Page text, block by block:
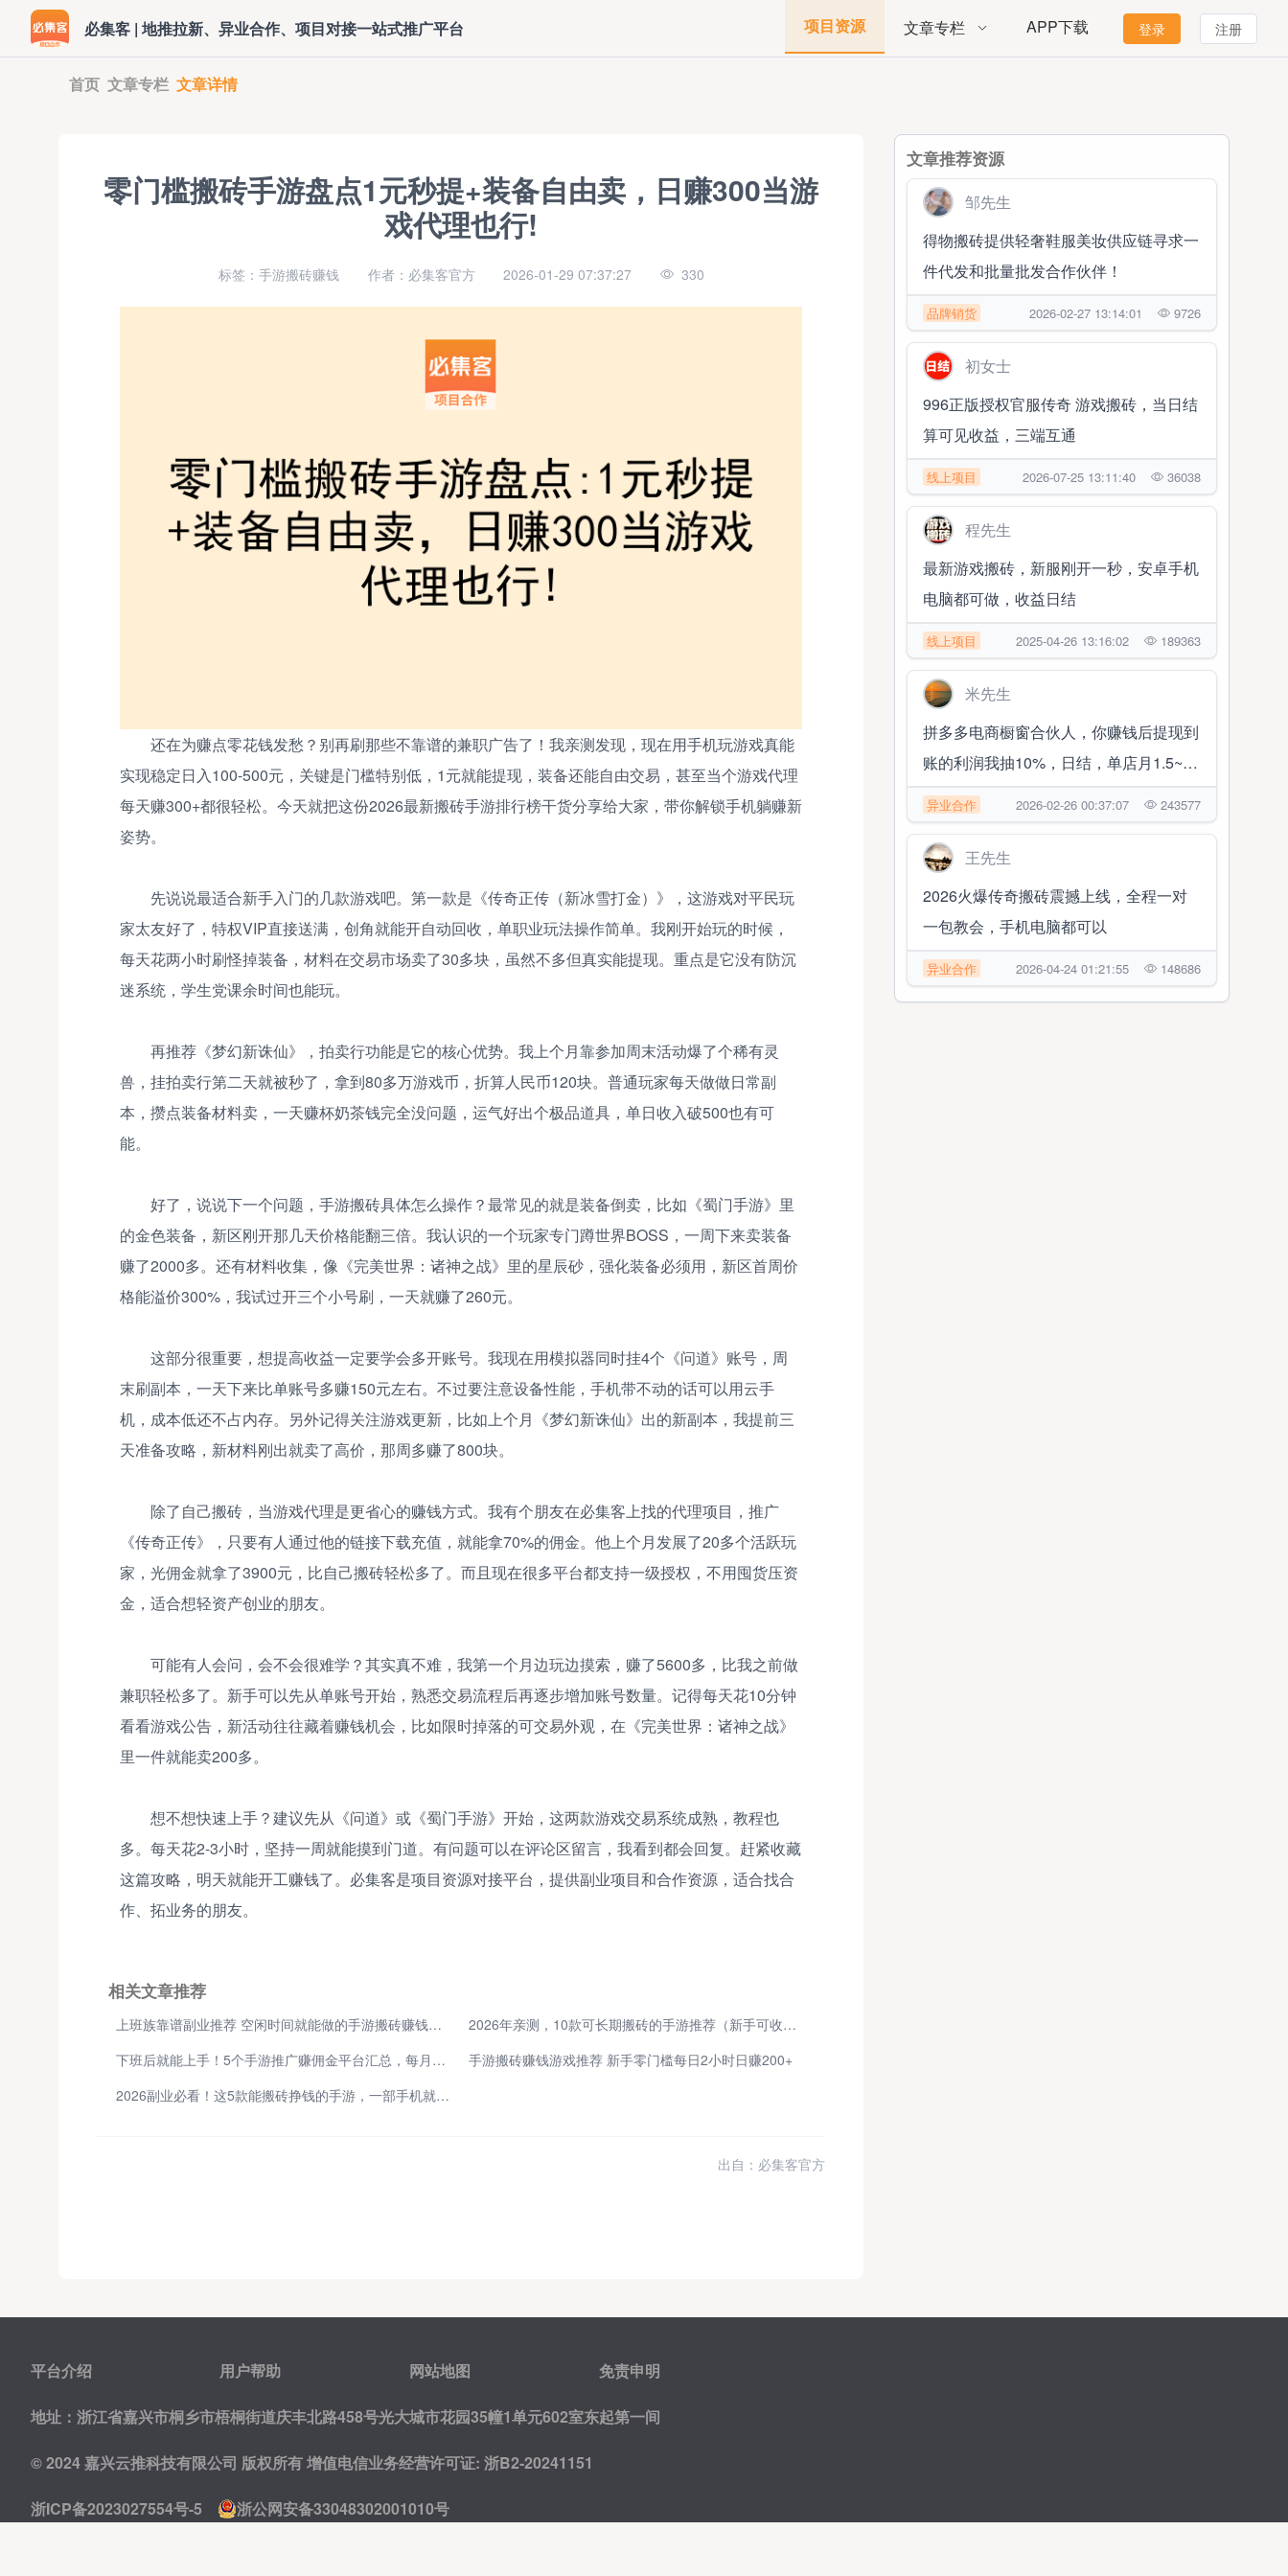
必集客 | 地推拉新、异业合作、项目对接一站式推广平台 项目资源 文章专栏 APP下载 登录 注册
首页 文章专栏 文章详情
零门槛搬砖手游盘点1元秒提+装备自由卖，日赚300当游
戏代理也行!
标签：手游搬砖赚钱 作者：必集客官方 2026-01-29 07:37:27 330
还在为赚点零花钱发愁？别再刷那些不靠谱的兼职广告了！我亲测发现，现在用手机玩游戏真能
实现稳定日入100-500元，关键是门槛特别低，1元就能提现，装备还能自由交易，甚至当个游戏代理
每天赚300+都很轻松。今天就把这份2026最新搬砖手游排行榜干货分享给大家，带你解锁手机躺赚新
姿势。
先说说最适合新手入门的几款游戏吧。第一款是《传奇正传（新冰雪打金）》，这游戏对平民玩
家太友好了，特权VIP直接送满，创角就能开自动回收，单职业玩法操作简单。我刚开始玩的时候，
每天花两小时刷怪掉装备，材料在交易市场卖了30多块，虽然不多但真实能提现。重点是它没有防沉
迷系统，学生党课余时间也能玩。
再推荐《梦幻新诛仙》，拍卖行功能是它的核心优势。我上个月靠参加周末活动爆了个稀有灵
兽，挂拍卖行第二天就被秒了，拿到80多万游戏币，折算人民币120块。普通玩家每天做做日常副
本，攒点装备材料卖，一天赚杯奶茶钱完全没问题，运气好出个极品道具，单日收入破500也有可
能。
好了，说说下一个问题，手游搬砖具体怎么操作？最常见的就是装备倒卖，比如《蜀门手游》里
的金色装备，新区刚开那几天价格能翻三倍。我认识的一个玩家专门蹲世界BOSS，一周下来卖装备
赚了2000多。还有材料收集，像《完美世界：诸神之战》里的星辰砂，强化装备必须用，新区首周价
格能溢价300%，我试过开三个小号刷，一天就赚了260元。
这部分很重要，想提高收益一定要学会多开账号。我现在用模拟器同时挂4个《问道》账号，周
末刷副本，一天下来比单账号多赚150元左右。不过要注意设备性能，手机带不动的话可以用云手
机，成本低还不占内存。另外记得关注游戏更新，比如上个月《梦幻新诛仙》出的新副本，我提前三
天准备攻略，新材料刚出就卖了高价，那周多赚了800块。
除了自己搬砖，当游戏代理是更省心的赚钱方式。我有个朋友在必集客上找的代理项目，推广
《传奇正传》，只要有人通过他的链接下载充值，就能拿70%的佣金。他上个月发展了20多个活跃玩
家，光佣金就拿了3900元，比自己搬砖轻松多了。而且现在很多平台都支持一级授权，不用囤货压资
金，适合想轻资产创业的朋友。
可能有人会问，会不会很难学？其实真不难，我第一个月边玩边摸索，赚了5600多，比我之前做
兼职轻松多了。新手可以先从单账号开始，熟悉交易流程后再逐步增加账号数量。记得每天花10分钟
看看游戏公告，新活动往往藏着赚钱机会，比如限时掉落的可交易外观，在《完美世界：诸神之战》
里一件就能卖200多。
想不想快速上手？建议先从《问道》或《蜀门手游》开始，这两款游戏交易系统成熟，教程也
多。每天花2-3小时，坚持一周就能摸到门道。有问题可以在评论区留言，我看到都会回复。赶紧收藏
这篇攻略，明天就能开工赚钱了。必集客是项目资源对接平台，提供副业项目和合作资源，适合找合
作、拓业务的朋友。
相关文章推荐
上班族靠谱副业推荐 空闲时间就能做的手游搬砖赚钱项目
2026年亲测，10款可长期搬砖的手游推荐（新手可收藏，稳赚钱不踩坑）
下班后就能上手！5个手游推广赚佣金平台汇总，每月轻松多赚3000+
手游搬砖赚钱游戏推荐 新手零门槛每日2小时日赚200+
2026副业必看！这5款能搬砖挣钱的手游，一部手机就能游戏搬砖打金赚钱！
出自：必集客官方
文章推荐资源
邹先生
得物搬砖提供轻奢鞋服美妆供应链寻求一
件代发和批量批发合作伙伴！
品牌销货 2026-02-27 13:14:01 9726
初女士
996正版授权官服传奇 游戏搬砖，当日结
算可见收益，三端互通
线上项目 2026-07-25 13:11:40 36038
程先生
最新游戏搬砖，新服刚开一秒，安卓手机
电脑都可做，收益日结
线上项目 2025-04-26 13:16:02 189363
米先生
拼多多电商橱窗合伙人，你赚钱后提现到
账的利润我抽10%，日结，单店月1.5~2
万 随时提现
异业合作 2026-02-26 00:37:07 243577
王先生
2026火爆传奇搬砖震撼上线，全程一对
一包教会，手机电脑都可以
异业合作 2026-04-24 01:21:55 148686
平台介绍 用户帮助 网站地图 免责申明
地址：浙江省嘉兴市桐乡市梧桐街道庆丰北路458号光大城市花园35幢1单元602室东起第一间
© 2024 嘉兴云推科技有限公司 版权所有增值电信业务经营许可证: 浙B2-20241151
浙ICP备2023027554号-5 浙公网安备33048302001010号